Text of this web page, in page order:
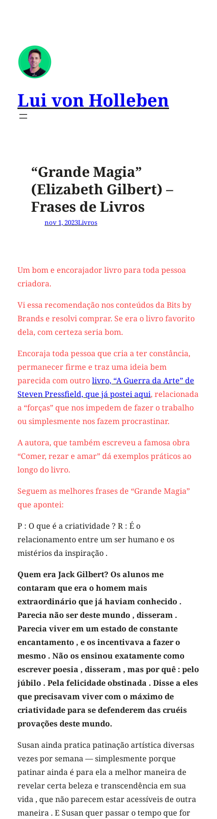
Lui von Holleben
“Grande Magia”
(Elizabeth Gilbert) –
Frases de Livros
nov 1, 2023Livros
Um bom e encorajador livro para toda pessoa
criadora.
Vi essa recomendação nos conteúdos da Bits by
Brands e resolvi comprar. Se era o livro favorito
dela, com certeza seria bom.
Encoraja toda pessoa que cria a ter constância,
permanecer firme e traz uma ideia bem
parecida com outrolivro, “A Guerra da Arte” de
Steven Pressfield, que já postei aqui, relacionada
a “forças” que nos impedem de fazer o trabalho
ou simplesmente nos fazem procrastinar.
A autora, que também escreveu a famosa obra
“Comer, rezar e amar” dá exemplos práticos ao
longo do livro.
Seguem as melhores frases de “Grande Magia”
que apontei:
P : O que é a criatividade ? R : É o
relacionamento entre um ser humano e os
mistérios da inspiração .
Quem era Jack Gilbert? Os alunos me
contaram que era o homem mais
extraordinário que já haviam conhecido .
Parecia não ser deste mundo , disseram .
Parecia viver em um estado de constante
encantamento , e os incentivava a fazer o
mesmo . Não os ensinou exatamente como
escrever poesia , disseram , mas por quê : pelo
júbilo . Pela felicidade obstinada . Disse a eles
que precisavam viver com o máximo de
criatividade para se defenderem das cruéis
provações deste mundo.
Susan ainda pratica patinação artística diversas
vezes por semana — simplesmente porque
patinar ainda é para ela a melhor maneira de
revelar certa beleza e transcendência em sua
vida , que não parecem estar acessíveis de outra
maneira . E Susan quer passar o tempo que for